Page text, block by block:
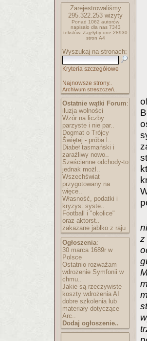
Zarejestrowaliśmy
295.322.253 wizyty
Ponad 1062 autorów
napisało dla nas 7343
tekstów. Zajęłyby one 28930
stron A4
Wyszukaj na stronach:
Kryteria szczegółowe
Najnowsze strony..
Archiwum streszczeń..
Ostatnie wątki Forum:
iluzja wolności
Wzór na liczby
parzyste i nie par..
Dogmat o Trójcy
Świętej - próba l..
Diabeł tasmański i
zaraźliwy nowo..
Sześcienne odchody-to
jednak możl..
Wszechświat
przygotowany na
więce..
Własność, podatki i
kryzys: syste..
Football i "okolice"
oraz aktorst..
zakazane jabłko z raju
Ogłoszenia:
30 marca 1689r w
Polsce
Ostatnio rozważam
wdrożenie Symfonii w
chmu..
Jakie są rzeczywiste
koszty wdrożenia AI
dobre szkolenia lub
materiały dotyczące
Arc..
Dodaj ogłoszenie..